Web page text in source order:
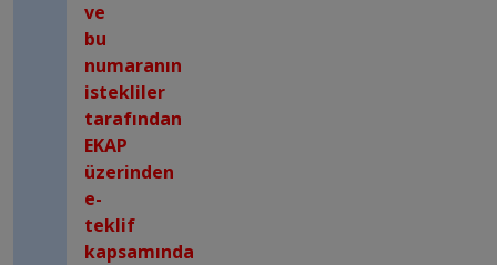
ve
bu
numaranın
istekliler
tarafından
EKAP
üzerinden
e-
teklif
kapsamında